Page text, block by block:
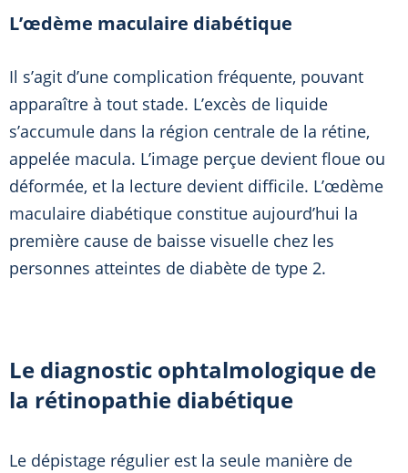
L’œdème maculaire diabétique
Il s’agit d’une complication fréquente, pouvant
apparaître à tout stade. L’excès de liquide
s’accumule dans la région centrale de la rétine,
appelée macula. L’image perçue devient floue ou
déformée, et la lecture devient difficile. L’œdème
maculaire diabétique constitue aujourd’hui la
première cause de baisse visuelle chez les
personnes atteintes de diabète de type 2.
Le diagnostic ophtalmologique de
la rétinopathie diabétique
Le dépistage régulier est la seule manière de